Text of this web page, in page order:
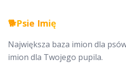
🐕Psie Imię
Największa baza imion dla
imion dla Twojego pupila.